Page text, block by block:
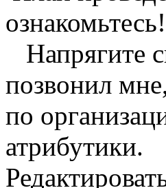
ознакомьтесь!
Напрягите
позвонил
по
атрибутики.